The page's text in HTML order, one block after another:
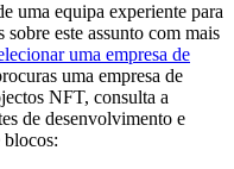
uma equipa experiente para
este assunto com mais
uma empresa de
uma empresa de
NFT, consulta a
de desenvolvimento e
blocos: